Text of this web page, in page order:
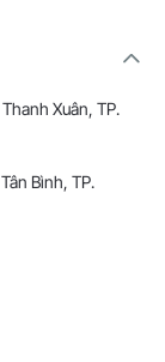
Xuân, TP.
Bình, TP.